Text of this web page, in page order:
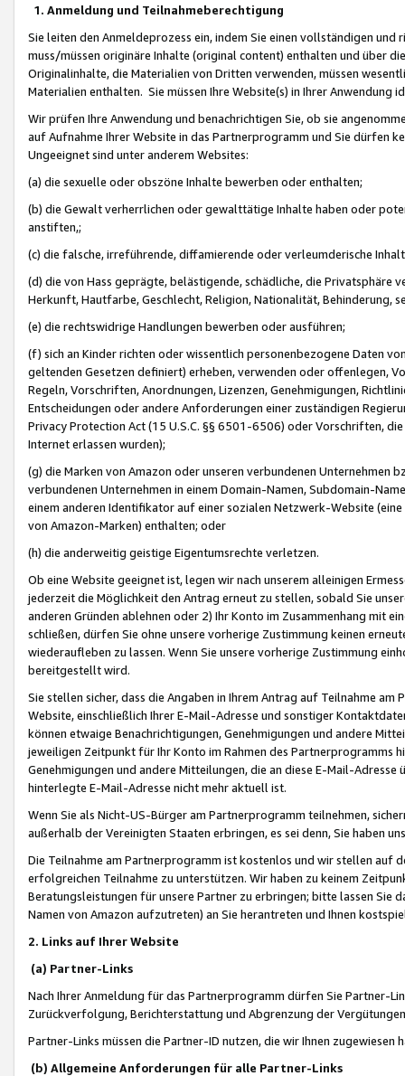
1. Anmeldung und Teilnahmeberechtigung
Sie leiten den Anmeldeprozess ein, indem Sie einen vollständigen
muss/müssen originäre Inhalte (original content) enthalten und über
Originalinhalte, die Materialien von Dritten verwenden, müssen
Materialien enthalten. Sie müssen Ihre Website(s) in Ihrer Anwendung
Wir prüfen Ihre Anwendung und benachrichtigen Sie, ob sie
auf Aufnahme Ihrer Website in das Partnerprogramm und Sie dürfen
Ungeeignet sind unter anderem Websites:
(a) die sexuelle oder obszöne Inhalte bewerben oder enthalten;
(b) die Gewalt verherrlichen oder gewalttätige Inhalte haben oder
anstiften,;
(c) die falsche, irreführende, diffamierende oder verleumderische
(d) die von Hass geprägte, belästigende, schädliche, die Privatsphäre
Herkunft, Hautfarbe, Geschlecht, Religion, Nationalität, Behinderung,
(e) die rechtswidrige Handlungen bewerben oder ausführen;
(f) sich an Kinder richten oder wissentlich personenbezogene Daten
geltenden Gesetzen definiert) erheben, verwenden oder offenlegen,
Regeln, Vorschriften, Anordnungen, Lizenzen, Genehmigungen,
Entscheidungen oder andere Anforderungen einer zuständigen
Privacy Protection Act (15 U.S.C. §§ 6501-6506) oder Vorschriften,
Internet erlassen wurden);
(g) die Marken von Amazon oder unseren verbundenen Unternehmen
verbundenen Unternehmen in einem Domain-Namen, Subdomain-
einem anderen Identifikator auf einer sozialen Netzwerk-Website
von Amazon-Marken) enthalten; oder
(h) die anderweitig geistige Eigentumsrechte verletzen.
Ob eine Website geeignet ist, legen wir nach unserem alleinigen
jederzeit die Möglichkeit den Antrag erneut zu stellen, sobald Sie
anderen Gründen ablehnen oder 2) Ihr Konto im Zusammenhang mit
schließen, dürfen Sie ohne unsere vorherige Zustimmung keinen
wiederaufleben zu lassen. Wenn Sie unsere vorherige Zustimmung
bereitgestellt wird.
Sie stellen sicher, dass die Angaben in Ihrem Antrag auf Teilnahme
Website, einschließlich Ihrer E-Mail-Adresse und sonstiger
können etwaige Benachrichtigungen, Genehmigungen und andere
jeweiligen Zeitpunkt für Ihr Konto im Rahmen des Partnerprogramms
Genehmigungen und andere Mitteilungen, die an diese E-Mail-
hinterlegte E-Mail-Adresse nicht mehr aktuell ist.
Wenn Sie als Nicht-US-Bürger am Partnerprogramm teilnehmen,
außerhalb der Vereinigten Staaten erbringen, es sei denn, Sie haben
Die Teilnahme am Partnerprogramm ist kostenlos und wir stellen auf
erfolgreichen Teilnahme zu unterstützen. Wir haben zu keinem
Beratungsleistungen für unsere Partner zu erbringen; bitte lassen Sie
Namen von Amazon aufzutreten) an Sie herantreten und Ihnen
2. Links auf Ihrer Website
(a) Partner-Links
Nach Ihrer Anmeldung für das Partnerprogramm dürfen Sie Partner-
Zurückverfolgung, Berichterstattung und Abgrenzung der
Partner-Links müssen die Partner-ID nutzen, die wir Ihnen zugewiesen
(b) Allgemeine Anforderungen für alle Partner-Links